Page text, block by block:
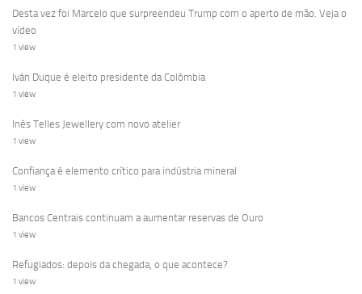
Desta vez foi Marcelo que surpreendeu Trump com o aperto de mão. Veja o
vídeo
1 view
Iván Duque é eleito presidente da Colômbia
1 view
Inês Telles Jewellery com novo atelier
1 view
Confiança é elemento crítico para indústria mineral
1 view
Bancos Centrais continuam a aumentar reservas de Ouro
1 view
Refugiados: depois da chegada, o que acontece?
1 view